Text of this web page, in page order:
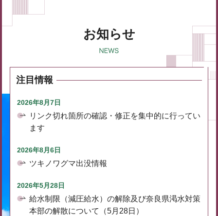
お知らせ
注目情報
2026年8月7日
リンク切れ箇所の確認・修正を集中的に行ってい
ます
2026年8月6日
ツキノワグマ出没情報
2026年5月28日
給水制限（減圧給水）の解除及び奈良県渇水対策
本部の解散について（5月28日）